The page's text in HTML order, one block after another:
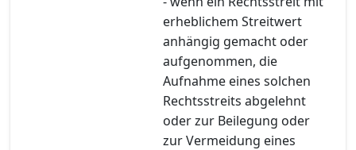
erheblichem Streitwert
anhängig gemacht oder
aufgenommen, die
Aufnahme eines solchen
Rechtsstreits abgelehnt
oder zur Beilegung oder
zur Vermeidung eines